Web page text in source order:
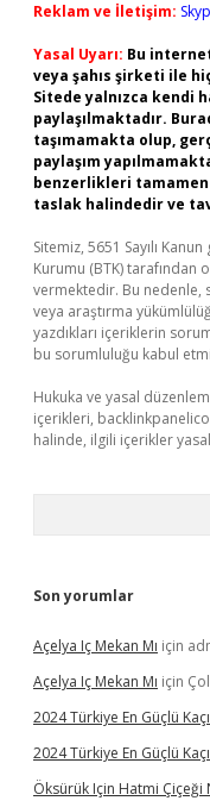
Reklam ve İletişim:
Yasal Uyarı: Bu
veya şahıs şirketi ile
Sitede yalnızca kendi
paylaşılmaktadır.
taşımamakta olup,
paylaşım
benzerlikleri
taslak halindedir ve
Sitemiz, 5651 Sayılı
Kurumu (BTK) tarafından
vermektedir. Bu
veya araştırma
yazdıkları içeriklerin
bu sorumluluğu kabul
Hukuka ve yasal
içerikleri,
halinde, ilgili içerikler
Son yorumlar
Açelya Iç Mekan Mı için
Açelya Iç Mekan Mı için
2024 Türkiye En Güçlü
2024 Türkiye En Güçlü
Öksürük Için Hatmi Çiçeği